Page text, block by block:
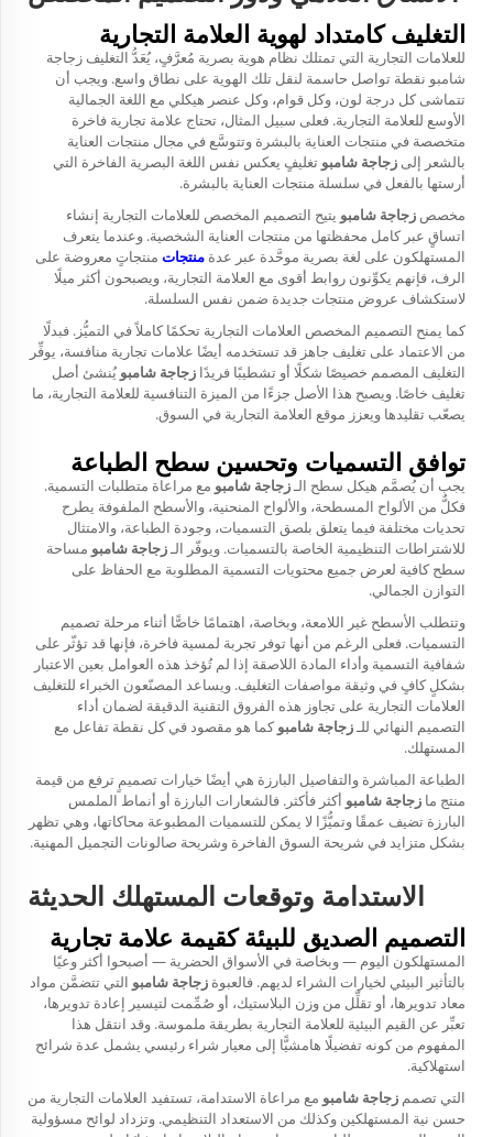
التغليف كامتداد لهوية العلامة التجارية
للعلامات التجارية التي تمتلك نظام هوية بصرية مُعرَّفٍ، يُعَدُّ التغليف زجاجة
شامبو نقطة تواصل حاسمة لنقل تلك الهوية على نطاق واسع. ويجب أن
تتماشى كل درجة لون، وكل قوام، وكل عنصر هيكلي مع اللغة الجمالية
الأوسع للعلامة التجارية. فعلى سبيل المثال، تحتاج علامة تجارية فاخرة
متخصصة في منتجات العناية بالبشرة وتتوسَّع في مجال منتجات العناية
بالشعر إلى زجاجة شامبو تغليفٍ يعكس نفس اللغة البصرية الفاخرة التي
أرستها بالفعل في سلسلة منتجات العناية بالبشرة.
مخصص زجاجة شامبو يتيح التصميم المخصص للعلامات التجارية إنشاء
اتساقٍ عبر كامل محفظتها من منتجات العناية الشخصية. وعندما يتعرف
المستهلكون على لغة بصرية موحَّدة عبر عدة منتجات منتجاتٍ معروضة على
الرف، فإنهم يكوِّنون روابط أقوى مع العلامة التجارية، ويصبحون أكثر ميلًا
لاستكشاف عروض منتجات جديدة ضمن نفس السلسلة.
كما يمنح التصميم المخصص العلامات التجارية تحكمًا كاملاً في التميُّز. فبدلًا
من الاعتماد على تغليف جاهز قد تستخدمه أيضًا علامات تجارية منافسة، يوفِّر
التغليف المصمم خصيصًا شكلًا أو تشطيبًا فريدًا زجاجة شامبو يُنشئ أصل
تغليف خاصًا. ويصبح هذا الأصل جزءًا من الميزة التنافسية للعلامة التجارية، ما
يصعّب تقليدها ويعزز موقع العلامة التجارية في السوق.
توافق التسميات وتحسين سطح الطباعة
يجب أن يُصمَّم هيكل سطح الـزجاجة شامبو مع مراعاة متطلبات التسمية.
فكلٌّ من الألواح المسطحة، والألواح المنحنية، والأسطح الملفوفة يطرح
تحديات مختلفة فيما يتعلق بلصق التسميات، وجودة الطباعة، والامتثال
للاشتراطات التنظيمية الخاصة بالتسميات. ويوفّر الـزجاجة شامبو مساحة
سطح كافية لعرض جميع محتويات التسمية المطلوبة مع الحفاظ على
التوازن الجمالي.
وتتطلب الأسطح غير اللامعة، وبخاصة، اهتمامًا خاصًّا أثناء مرحلة تصميم
التسميات. فعلى الرغم من أنها توفر تجربة لمسية فاخرة، فإنها قد تؤثّر على
شفافية التسمية وأداء المادة اللاصقة إذا لم تُؤخذ هذه العوامل بعين الاعتبار
بشكلٍ كافٍ في وثيقة مواصفات التغليف. ويساعد المصنّعون الخبراء للتغليف
العلامات التجارية على تجاوز هذه الفروق التقنية الدقيقة لضمان أداء
التصميم النهائي للـزجاجة شامبوكما هو مقصود في كل نقطة تفاعل مع
المستهلك.
الطباعة المباشرة والتفاصيل البارزة هي أيضًا خيارات تصميمٍ ترفع من قيمة
منتج ما زجاجة شامبو أكثر فأكثر. فالشعارات البارزة أو أنماط الملمس
البارزة تضيف عمقًا وتميُّزًا لا يمكن للتسميات المطبوعة محاكاتها، وهي تظهر
بشكل متزايد في شريحة السوق الفاخرة وشريحة صالونات التجميل المهنية.
الاستدامة وتوقعات المستهلك الحديثة
التصميم الصديق للبيئة كقيمة علامة تجارية
المستهلكون اليوم — وبخاصة في الأسواق الحضرية — أصبحوا أكثر وعيًا
بالتأثير البيئي لخيارات الشراء لديهم. فالعبوة زجاجة شامبو التي تتضمَّن مواد
معاد تدويرها، أو تقلِّل من وزن البلاستيك، أو صُمِّمت لتيسير إعادة تدويرها،
تعبِّر عن القيم البيئية للعلامة التجارية بطريقة ملموسة. وقد انتقل هذا
المفهوم من كونه تفضيلًا هامشيًّا إلى معيار شراء رئيسي يشمل عدة شرائح
استهلاكية.
التي تصمم زجاجة شامبو مع مراعاة الاستدامة، تستفيد العلامات التجارية من
حسن نية المستهلكين وكذلك من الاستعداد التنظيمي. وتزداد لوائح مسؤولية